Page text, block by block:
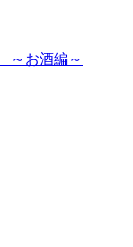
～お酒編～